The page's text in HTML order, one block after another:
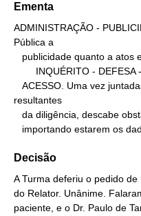
Ementa
ADMINISTRAÇÃO -
Pública a
resultantes
importando estarem os
Decisão
A Turma deferiu o pedido
do Relator. Unânime.
paciente, e o Dr. Paulo de